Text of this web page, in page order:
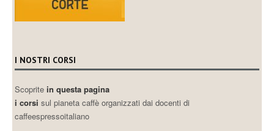
I NOSTRI CORSI
Scopritein questa pagina
i corsi sul pianeta caffè organizzati dai docenti di
caffeespressoitaliano